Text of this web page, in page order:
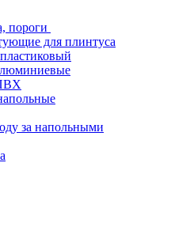
пороги
для плинтуса
за напольными